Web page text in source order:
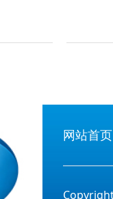
网站首页